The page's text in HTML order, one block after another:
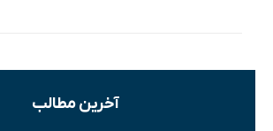
آخرین مطالب